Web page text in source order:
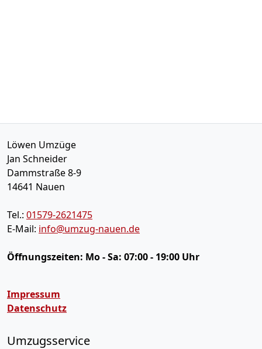
Löwen Umzüge
Jan Schneider
Dammstraße 8-9
14641 Nauen
Tel.: 01579-2621475
E-Mail: info@umzug-nauen.de
Öffnungszeiten: Mo - Sa: 07:00 - 19:00 Uhr
Impressum
Datenschutz
Umzugsservice